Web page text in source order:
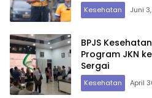
Kesehatan Juni
BPJS
Program JKN
Sergai
Kesehatan April